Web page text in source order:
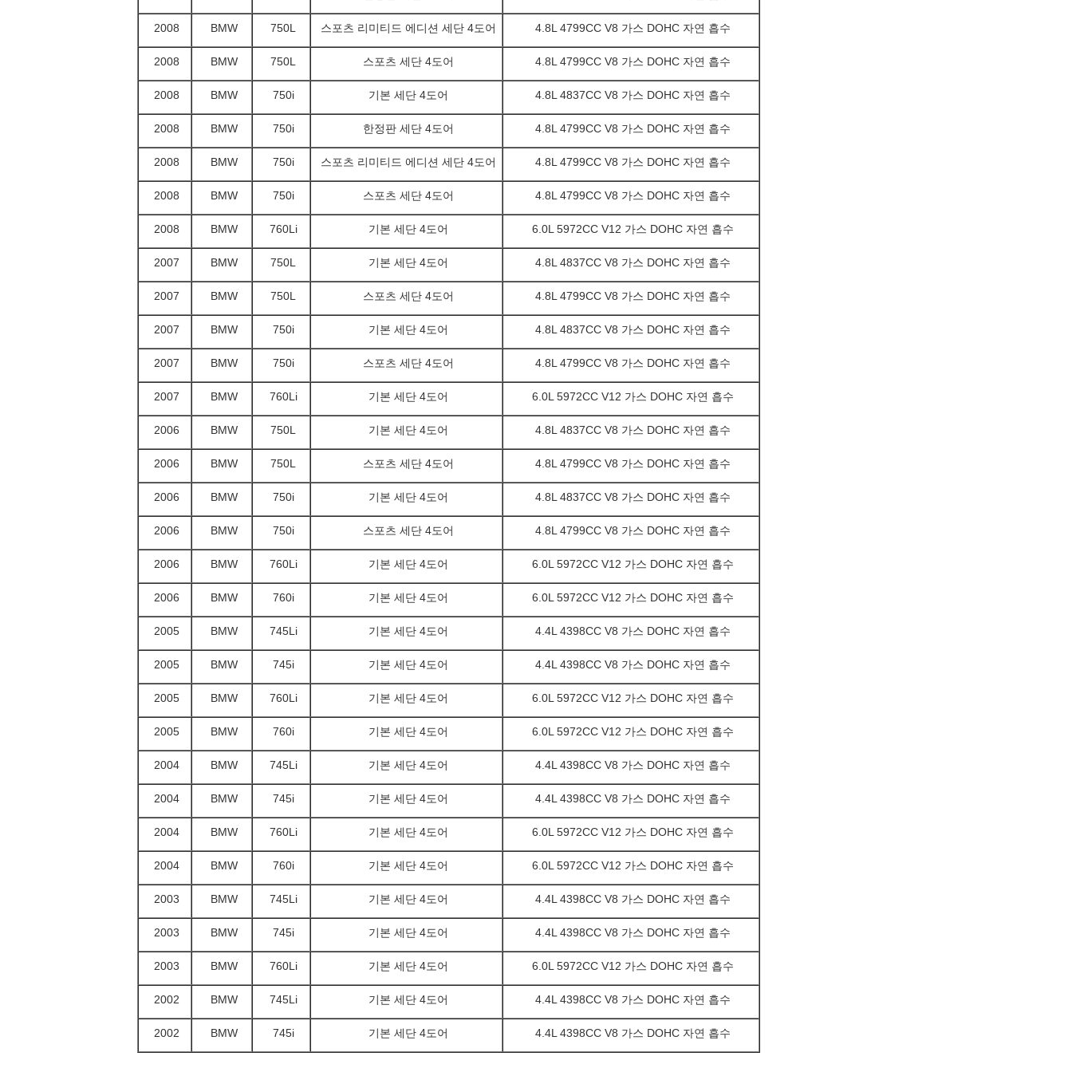
2008 BMW 750L 스포츠 리미티드 에디션 세단 4도어 4.8L 4799CC V8 가스 DOHC 자연 흡수
2008 BMW 750L 스포츠 세단 4도어 4.8L 4799CC V8 가스 DOHC 자연 흡수
2008 BMW 750i 기본 세단 4도어 4.8L 4837CC V8 가스 DOHC 자연 흡수
2008 BMW 750i 한정판 세단 4도어 4.8L 4799CC V8 가스 DOHC 자연 흡수
2008 BMW 750i 스포츠 리미티드 에디션 세단 4도어 4.8L 4799CC V8 가스 DOHC 자연 흡수
2008 BMW 750i 스포츠 세단 4도어 4.8L 4799CC V8 가스 DOHC 자연 흡수
2008 BMW 760Li 기본 세단 4도어 6.0L 5972CC V12 가스 DOHC 자연 흡수
2007 BMW 750L 기본 세단 4도어 4.8L 4837CC V8 가스 DOHC 자연 흡수
2007 BMW 750L 스포츠 세단 4도어 4.8L 4799CC V8 가스 DOHC 자연 흡수
2007 BMW 750i 기본 세단 4도어 4.8L 4837CC V8 가스 DOHC 자연 흡수
2007 BMW 750i 스포츠 세단 4도어 4.8L 4799CC V8 가스 DOHC 자연 흡수
2007 BMW 760Li 기본 세단 4도어 6.0L 5972CC V12 가스 DOHC 자연 흡수
2006 BMW 750L 기본 세단 4도어 4.8L 4837CC V8 가스 DOHC 자연 흡수
2006 BMW 750L 스포츠 세단 4도어 4.8L 4799CC V8 가스 DOHC 자연 흡수
2006 BMW 750i 기본 세단 4도어 4.8L 4837CC V8 가스 DOHC 자연 흡수
2006 BMW 750i 스포츠 세단 4도어 4.8L 4799CC V8 가스 DOHC 자연 흡수
2006 BMW 760Li 기본 세단 4도어 6.0L 5972CC V12 가스 DOHC 자연 흡수
2006 BMW 760i 기본 세단 4도어 6.0L 5972CC V12 가스 DOHC 자연 흡수
2005 BMW 745Li 기본 세단 4도어 4.4L 4398CC V8 가스 DOHC 자연 흡수
2005 BMW 745i 기본 세단 4도어 4.4L 4398CC V8 가스 DOHC 자연 흡수
2005 BMW 760Li 기본 세단 4도어 6.0L 5972CC V12 가스 DOHC 자연 흡수
2005 BMW 760i 기본 세단 4도어 6.0L 5972CC V12 가스 DOHC 자연 흡수
2004 BMW 745Li 기본 세단 4도어 4.4L 4398CC V8 가스 DOHC 자연 흡수
2004 BMW 745i 기본 세단 4도어 4.4L 4398CC V8 가스 DOHC 자연 흡수
2004 BMW 760Li 기본 세단 4도어 6.0L 5972CC V12 가스 DOHC 자연 흡수
2004 BMW 760i 기본 세단 4도어 6.0L 5972CC V12 가스 DOHC 자연 흡수
2003 BMW 745Li 기본 세단 4도어 4.4L 4398CC V8 가스 DOHC 자연 흡수
2003 BMW 745i 기본 세단 4도어 4.4L 4398CC V8 가스 DOHC 자연 흡수
2003 BMW 760Li 기본 세단 4도어 6.0L 5972CC V12 가스 DOHC 자연 흡수
2002 BMW 745Li 기본 세단 4도어 4.4L 4398CC V8 가스 DOHC 자연 흡수
2002 BMW 745i 기본 세단 4도어 4.4L 4398CC V8 가스 DOHC 자연 흡수